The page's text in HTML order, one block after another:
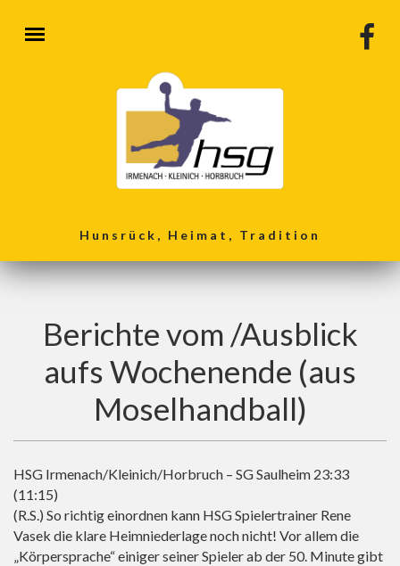
Hunsrück, Heimat, Tradition
Berichte vom /Ausblick
aufs Wochenende (aus
Moselhandball)
HSG Irmenach/Kleinich/Horbruch – SG Saulheim 23:33
(11:15)
(R.S.) So richtig einordnen kann HSG Spielertrainer Rene
Vasek die klare Heimniederlage noch nicht! Vor allem die
„Körpersprache“ einiger seiner Spieler ab der 50. Minute gibt